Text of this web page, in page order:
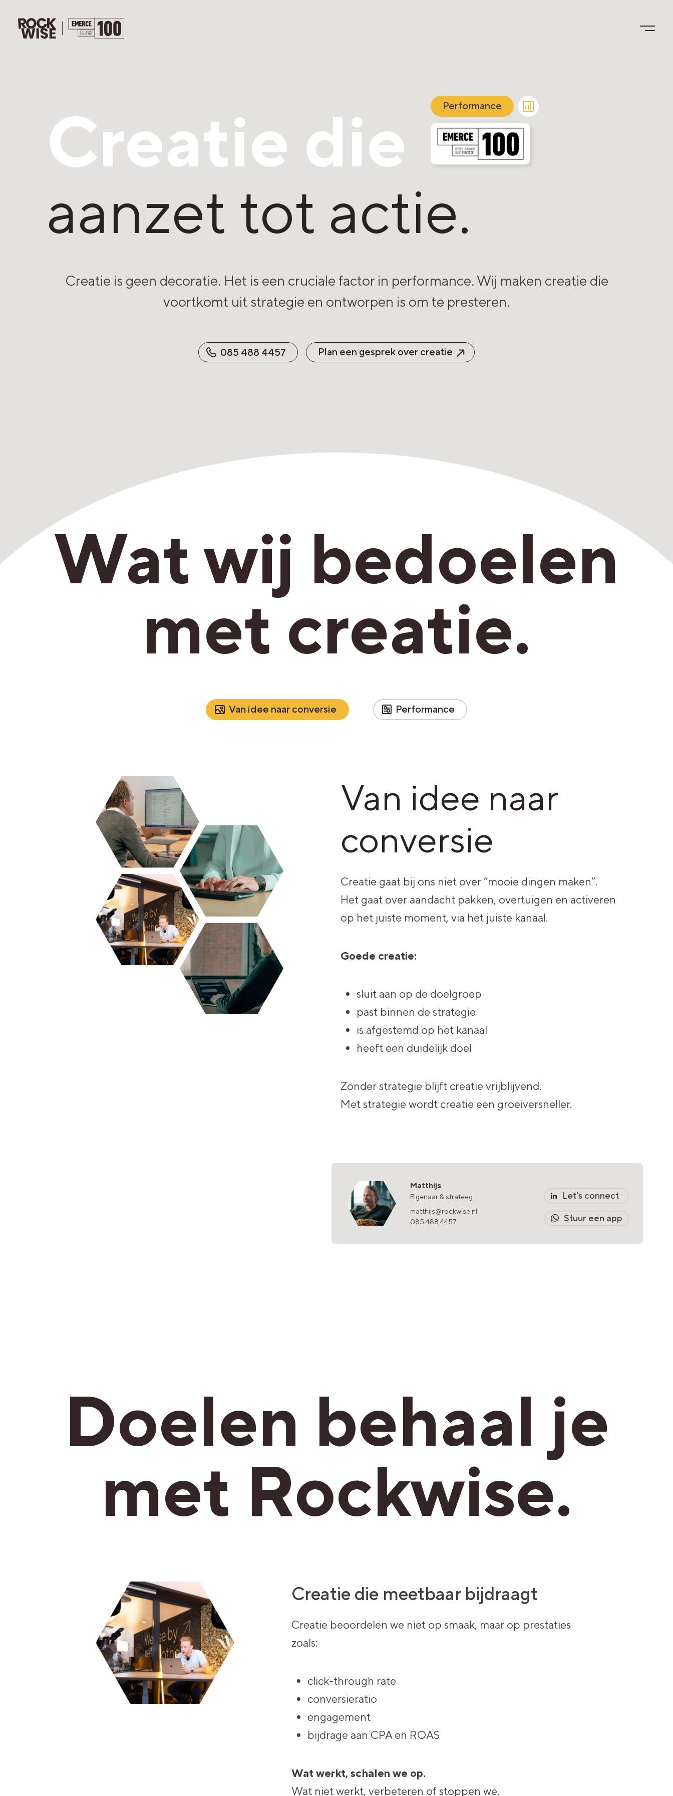
Creatie die Performance
aanzet tot actie.
Creatie is geen decoratie. Het is een cruciale factor in performance. Wij maken creatie die
voortkomt uit strategie en ontworpen is om te presteren.
085 488 4457 Plan een gesprek over creatie
Wat wij bedoelen
met creatie.
Van idee naar conversie Performance
Van idee naar
conversie
Creatie gaat bij ons niet over “mooie dingen maken”.
Het gaat over aandacht pakken, overtuigen en activeren
op het juiste moment, via het juiste kanaal.
Goede creatie:
sluit aan op de doelgroep
past binnen de strategie
is afgestemd op het kanaal
heeft een duidelijk doel
Zonder strategie blijft creatie vrijblijvend.
Met strategie wordt creatie een groeiversneller.
Matthijs
Eigenaar & strateeg
matthijs@rockwise.nl
085 488 4457
Let’s connect
Stuur een app
Doelen behaal je
met Rockwise.
Creatie die meetbaar bijdraagt
Creatie beoordelen we niet op smaak, maar op prestaties
zoals:
click-through rate
conversieratio
engagement
bijdrage aan CPA en ROAS
Wat werkt, schalen we op.
Wat niet werkt, verbeteren of stoppen we.